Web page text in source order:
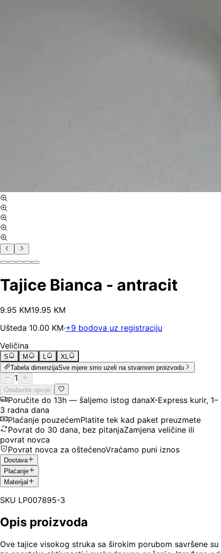
Tajice Bianca - antracit
9.95 KM19.95 KM
Ušteda 10.00 KM·+9 bodova uz registraciju
Veličina
S M L
XL
Tabela dimenzijaSve mjere smo uzeli na stvarnom proizvodu
1
Odaberite opcije
Poručite do 13h — šaljemo istog danaX-Express kurir, 1–
3 radna dana
Plaćanje pouzećemPlatite tek kad paket preuzmete
Povrat do 30 dana, bez pitanjaZamjena veličine ili
povrat novca
Povrat novca za oštećenoVraćamo puni iznos
Dostava
Plaćanje
Materijal
SKU LP007895-3
Opis proizvoda
Ove tajice visokog struka sa širokim porubom savršene su